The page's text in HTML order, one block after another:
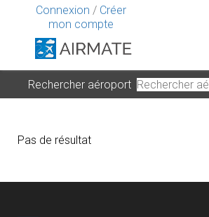
Connexion / Créer
mon compte
Rechercher aéroport
Pas de résultat